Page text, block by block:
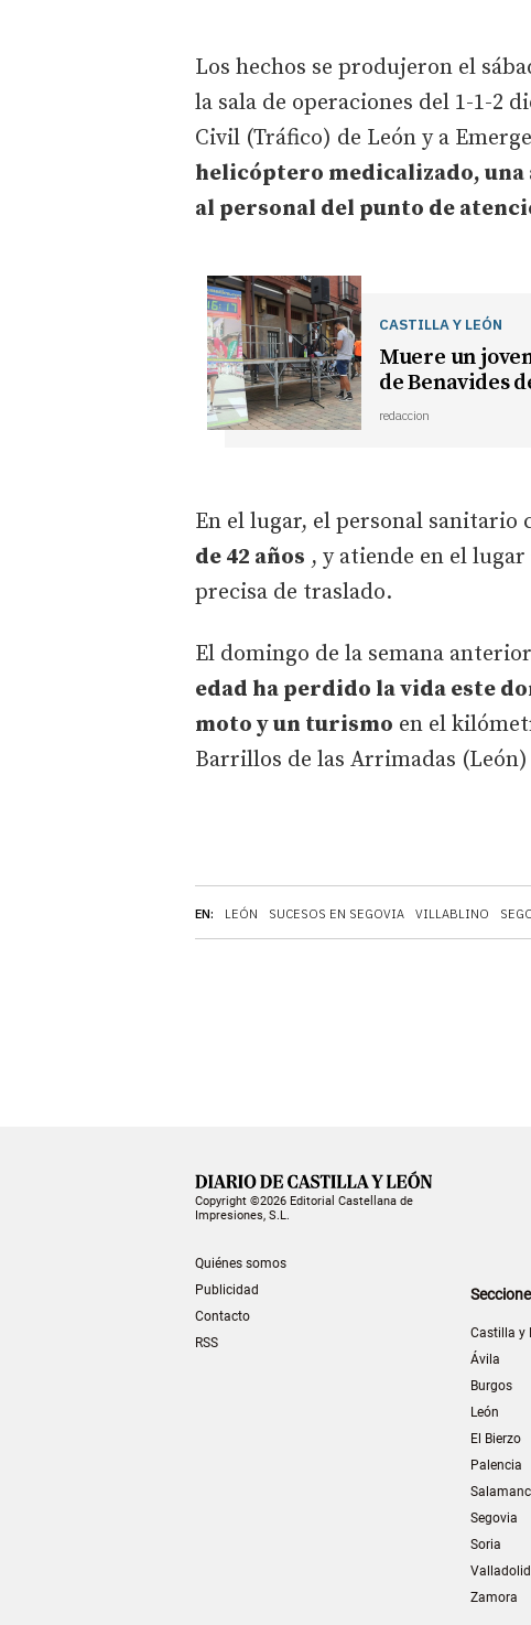
EN: LEÓN SUCESOS EN SEGOVIA VILLABLINO
Los hechos se produjeron el
la sala de operaciones del 1-1-2
Civil (Tráfico) de León y a
helicóptero medicalizado,
al personal del punto de
CASTILLA Y LEÓN
Muere un
de Benavides
redaccion
En el lugar, el personal sanitario
de 42 años , y atiende en el
precisa de traslado.
El domingo de la semana anterior
edad ha perdido la vida este
moto y un turismo en el
Barrillos de las Arrimadas (León)
Copyright ©2026 Editorial Castellana de
Impresiones, S.L.
Quiénes somos
Publicidad
Contacto
RSS
Castilla y
Ávila
Burgos
León
El Bierzo
Palencia
Segovia
Soria
Valladolid
Zamora